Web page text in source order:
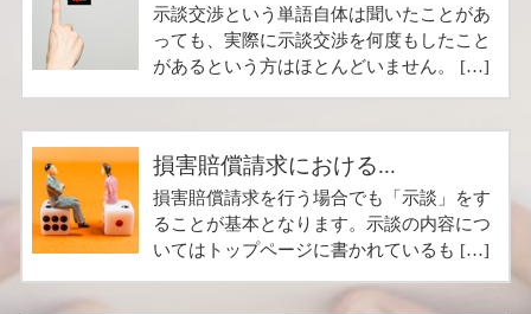
示談交渉という単語自体は聞いたことがあ
っても、実際に示談交渉を何度もしたこと
があるという方はほとんどいません。 […]
損害賠償請求における...
損害賠償請求を行う場合でも「示談」をす
ることが基本となります。示談の内容につ
いてはトップページに書かれているも […]